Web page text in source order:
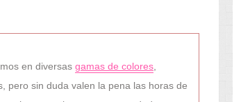
en diversas gamas de colores
pero sin duda valen la pena las horas de